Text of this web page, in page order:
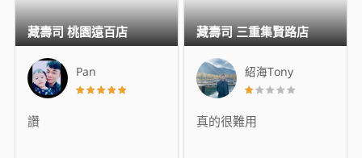
Pan
讚
藏壽司 桃園遠百店
紹海Tony
真的很難用
藏壽司 三重集賢路店